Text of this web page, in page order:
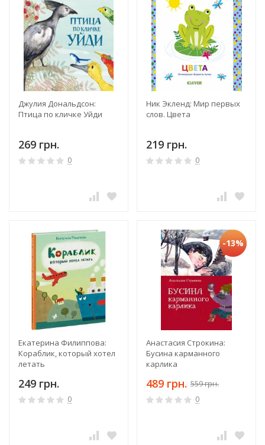
Джулия Дональдсон:
Птица по кличке Уйди
269 грн.
0
Ник Экленд: Мир первых
слов. Цвета
219 грн.
0
Екатерина Филиппова:
Кораблик, который хотел
летать
249 грн.
0
-13%
Анастасия Строкина:
Бусина карманного
карлика
489 грн. 559 грн.
0